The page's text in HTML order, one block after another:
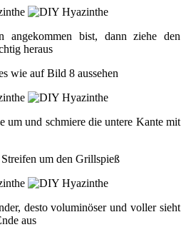
angekommen bist, dann ziehe den
heraus
wie auf Bild 8 aussehen
um und schmiere die untere Kante mit
um den Grillspieß
desto voluminöser und voller sieht
aus